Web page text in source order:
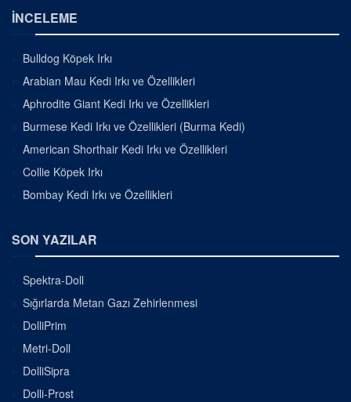
İNCELEME
Bulldog Köpek Irkı
Arabian Mau Kedi Irkı ve Özellikleri
Aphrodite Giant Kedi Irkı ve Özellikleri
Burmese Kedi Irkı ve Özellikleri (Burma Kedi)
American Shorthair Kedi Irkı ve Özellikleri
Collie Köpek Irkı
Bombay Kedi Irkı ve Özellikleri
SON YAZILAR
Spektra-Doll
Sığırlarda Metan Gazı Zehirlenmesi
DolliPrim
Metri-Doll
DolliSipra
Dolli-Prost